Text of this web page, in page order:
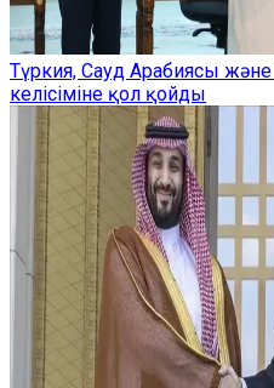
Түркия, Сауд Арабиясы
келісіміне қол қойды